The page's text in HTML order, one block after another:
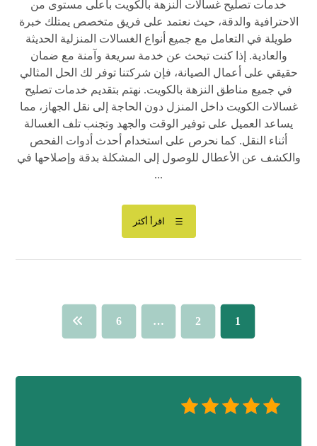
خدمات تصليح غسالات النزهة بالكويت بأعلى مستوى من
الاحترافية والدقة، حيث نعتمد على فريق متخصص يمتلك خبرة
طويلة في التعامل مع جميع أنواع الغسالات المنزلية الحديثة
والعادية. إذا كنت تبحث عن خدمة سريعة وآمنة مع ضمان
حقيقي على أعمال الصيانة، فإن شركتنا توفر لك الحل المثالي
في جميع مناطق النزهة بالكويت. نهتم بتقديم خدمات تصليح
غسالات الكويت داخل المنزل دون الحاجة إلى نقل الجهاز، مما
يساعد العميل على توفير الوقت والجهد وتجنب تلف الغسالة
أثناء النقل. كما نحرص على استخدام أحدث أدوات الفحص
والكشف عن الأعطال للوصول إلى المشكلة بدقة وإصلاحها في
...
اقرأ أكثر
1
2
…
6